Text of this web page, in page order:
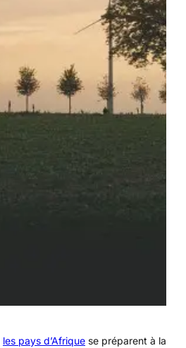
les pays d’Afrique se préparent à la